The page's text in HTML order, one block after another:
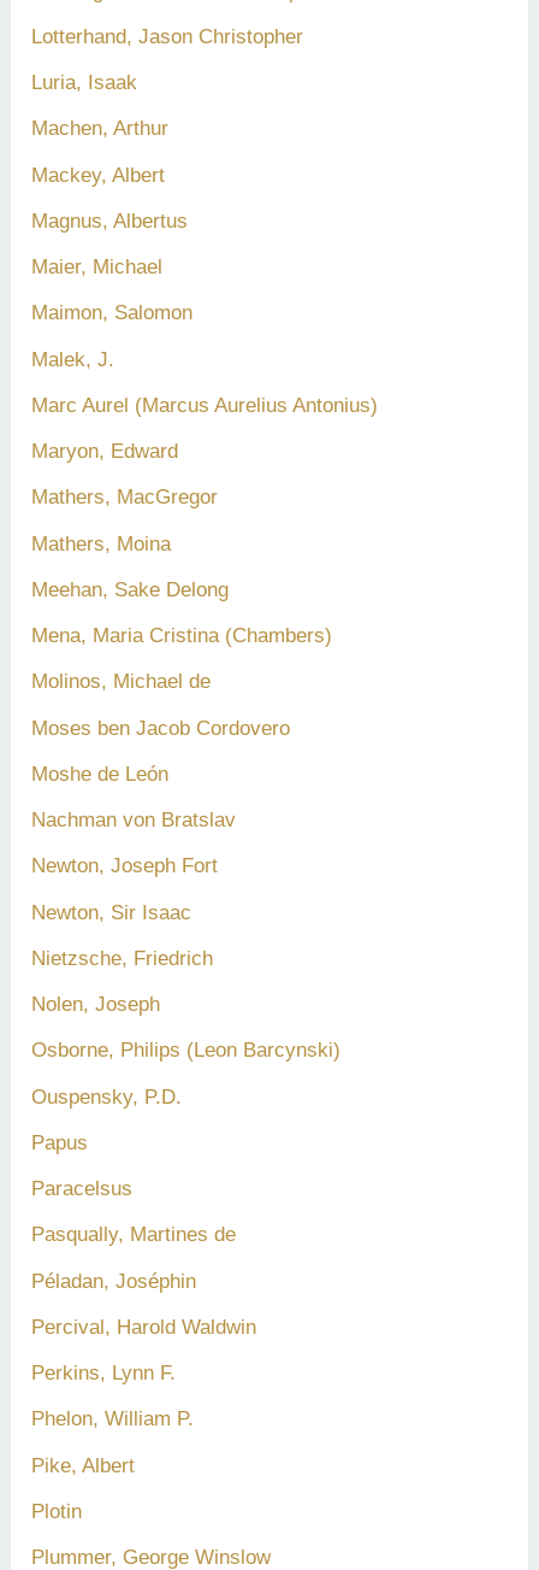
Lotterhand, Jason Christopher
Luria, Isaak
Machen, Arthur
Mackey, Albert
Magnus, Albertus
Maier, Michael
Maimon, Salomon
Malek, J.
Marc Aurel (Marcus Aurelius Antonius)
Maryon, Edward
Mathers, MacGregor
Mathers, Moina
Meehan, Sake Delong
Mena, Maria Cristina (Chambers)
Molinos, Michael de
Moses ben Jacob Cordovero
Moshe de León
Nachman von Bratslav
Newton, Joseph Fort
Newton, Sir Isaac
Nietzsche, Friedrich
Nolen, Joseph
Osborne, Philips (Leon Barcynski)
Ouspensky, P.D.
Papus
Paracelsus
Pasqually, Martines de
Péladan, Joséphin
Percival, Harold Waldwin
Perkins, Lynn F.
Phelon, William P.
Pike, Albert
Plotin
Plummer, George Winslow